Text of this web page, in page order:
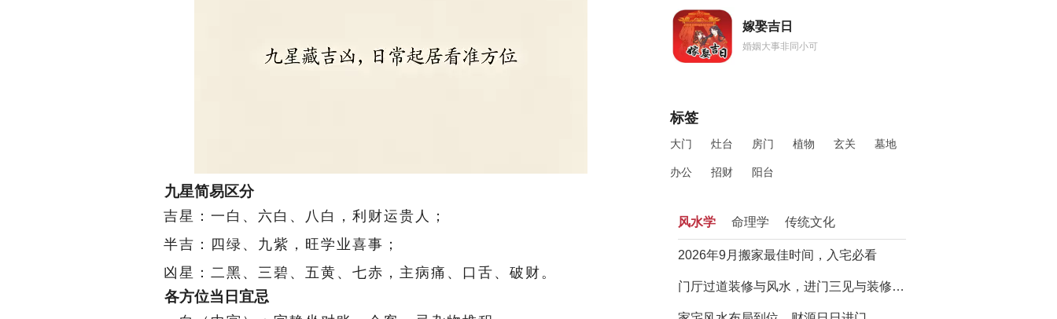
九星简易区分
吉星：一白、六白、八白，利财运贵人；
半吉：四绿、九紫，旺学业喜事；
凶星：二黑、三碧、五黄、七赤，主病痛、口舌、破财。
各方位当日宜忌
嫁娶吉日
婚姻大事非同小可
标签
大门 灶台 房门 植物 玄关 墓地
办公 招财 阳台
风水学 命理学 传统文化
2026年9月搬家最佳时间，入宅必看
门厅过道装修与风水，进门三见与装修避坑指南